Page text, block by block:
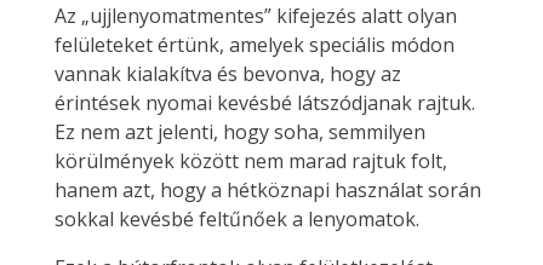
Az „ujjlenyomatmentes” kifejezés alatt olyan
felületeket értünk, amelyek speciális módon
vannak kialakítva és bevonva, hogy az
érintések nyomai kevésbé látszódjanak rajtuk.
Ez nem azt jelenti, hogy soha, semmilyen
körülmények között nem marad rajtuk folt,
hanem azt, hogy a hétköznapi használat során
sokkal kevésbé feltűnőek a lenyomatok.